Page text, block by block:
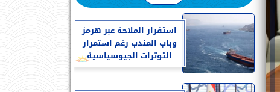
استقرار الملاحة عبر هرمز
وباب المندب رغم استمرار
التوترات الجيوسياسية